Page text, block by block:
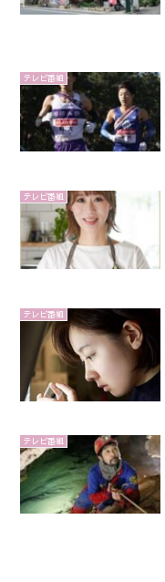
テレビ番組
テレビ番組
テレビ番組
テレビ番組